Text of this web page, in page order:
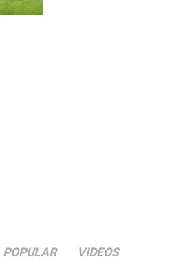
POPULAR VIDEOS